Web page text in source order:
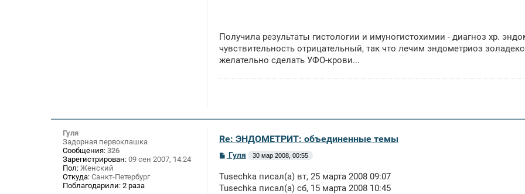
Получила результаты гистологии и имуногистохимии - диагноз хр.
чувствительность отрицательный, так что лечим эндометриоз
желательно сделать УФО-крови...
Гуля
Задорная первоклашка
Сообщения: 326
Зарегистрирован: 09 сен 2007, 14:24
Пол: Женский
Откуда: Санкт-Петербург
Поблагодарили: 2 раза
Re: ЭНДОМЕТРИТ: объединенные темы
С
б
щ
Гуля 30 мар 2008, 00:55
Tusechka писал(а) вт, 25 марта 2008 09:07
Tusechka писал(а) сб, 15 марта 2008 10:45